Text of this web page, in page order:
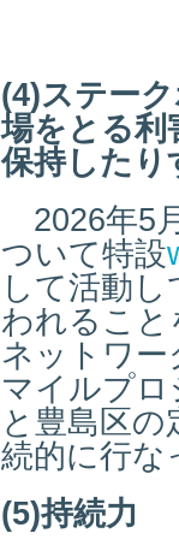
(4)ステー
場をとる利
保持したり
2026年5
ついて特設
して活動
われること
ネットワー
マイルプロ
と豊島区
続的に行な
(5)持続力